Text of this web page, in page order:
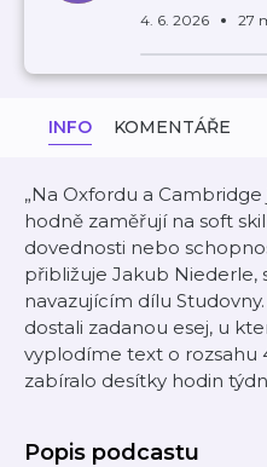
4. 6. 2026 27
INFO KOMENTÁŘE
„Na Oxfordu a
hodně zaměřují na soft
dovednosti nebo
přibližuje Jakub Niederle,
navazujícím dílu
dostali zadanou esej, u
vyplodíme text o rozsahu
zabíralo desítky hodin
Popis podcastu